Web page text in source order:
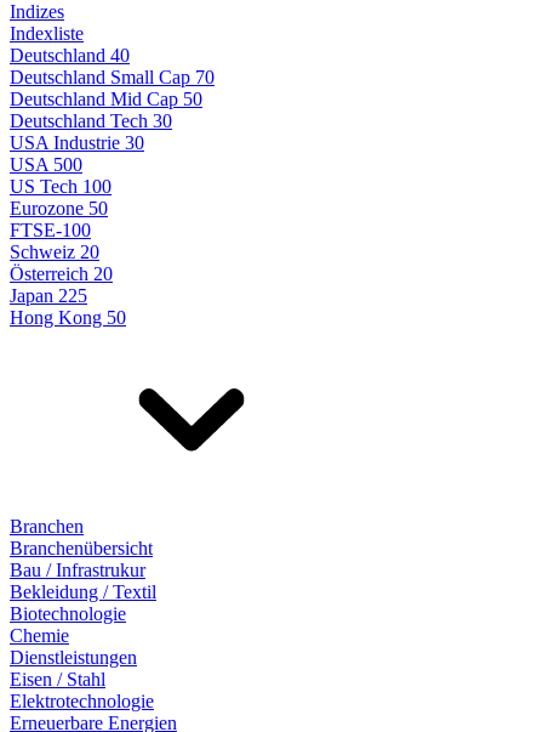
Indizes
Indexliste
Deutschland 40
Deutschland Small Cap 70
Deutschland Mid Cap 50
Deutschland Tech 30
USA Industrie 30
USA 500
US Tech 100
Eurozone 50
FTSE-100
Schweiz 20
Österreich 20
Japan 225
Hong Kong 50
Branchen
Branchenübersicht
Bau / Infrastrukur
Bekleidung / Textil
Biotechnologie
Chemie
Dienstleistungen
Eisen / Stahl
Elektrotechnologie
Erneuerbare Energien